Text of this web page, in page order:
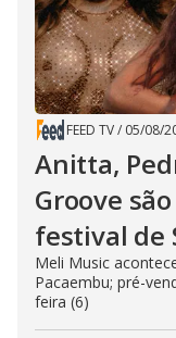
FEED TV/ 05/08/
Anitta,
Groove
festival de
Meli Music
Pacaembu; pré-
feira (6)